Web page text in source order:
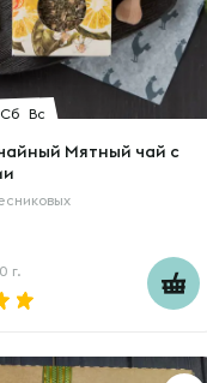
Сб Вс
Мятный чай с
г.